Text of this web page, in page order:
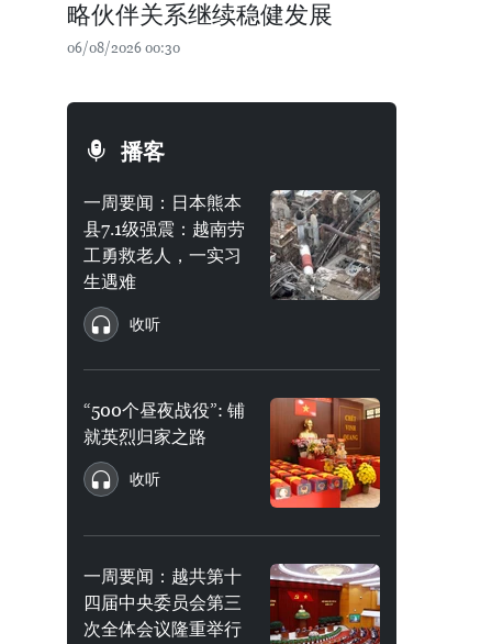
略伙伴关系继续稳健发展
06/08/2026 00:30
播客
一周要闻：日本熊本
县7.1级强震：越南劳
工勇救老人，一实习
生遇难
收听
“500个昼夜战役”: 铺
就英烈归家之路
收听
一周要闻：越共第十
四届中央委员会第三
次全体会议隆重举行